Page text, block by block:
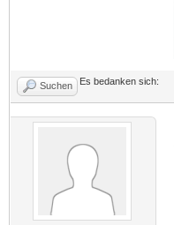
Suchen Es bedanken sich: